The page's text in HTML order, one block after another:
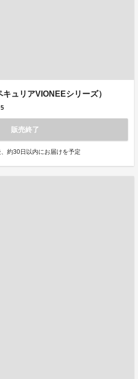
ュリアVIONEEシリーズ）
5
販売終了
約30日以内にお届けを予定